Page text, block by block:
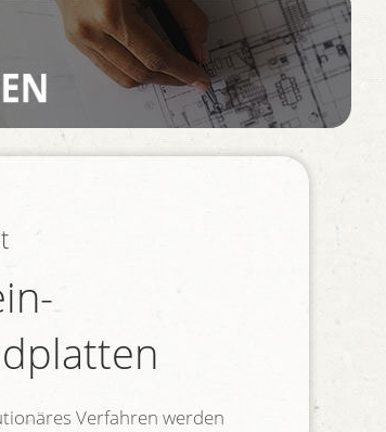
Verfahren werden